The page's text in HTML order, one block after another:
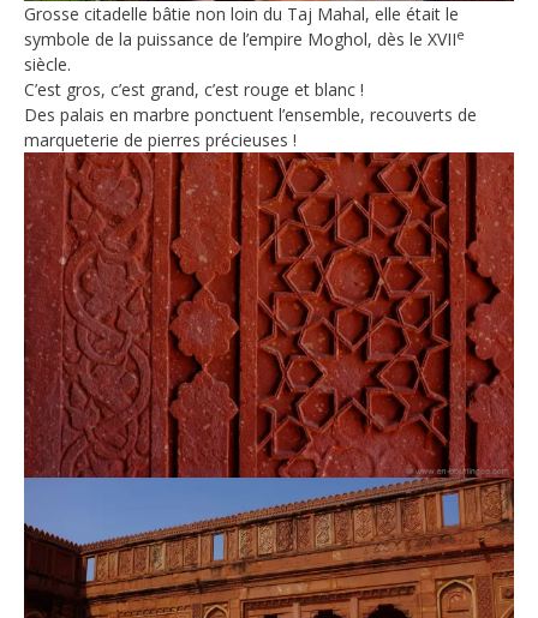
Grosse citadelle bâtie non loin du Taj Mahal, elle était le
symbole de la puissance de l’empire Moghol, dès le XVIIe
siècle.
C’est gros, c’est grand, c’est rouge et blanc !
Des palais en marbre ponctuent l’ensemble, recouverts de
marqueterie de pierres précieuses !